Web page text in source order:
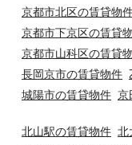
京都市北区の賃貸物
京都市下京区の賃貸
京都市山科区の賃貸
長岡京市の賃貸物件
城陽市の賃貸物件 京
北山駅の賃貸物件 北